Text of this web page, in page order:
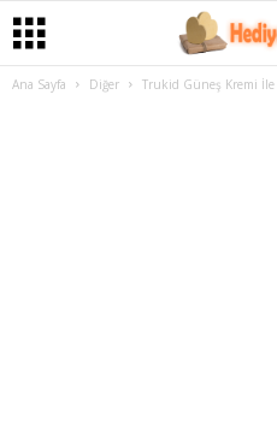
Ana Sayfa Diğer Trukid Güneş Kremi